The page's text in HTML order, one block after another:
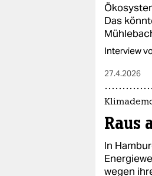
Das
Interview
27.4.2026
Raus
In
wegen